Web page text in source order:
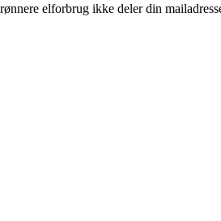
elforbrug ikke deler din